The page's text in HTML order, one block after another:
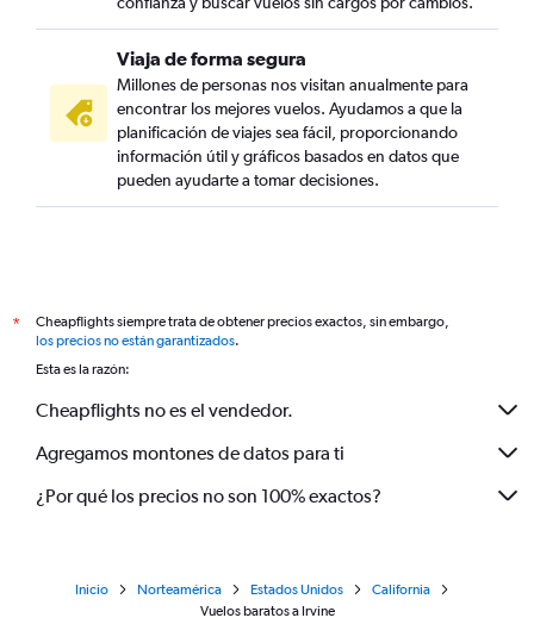
Viaja de forma segura
Millones de personas nos visitan anualmente para
encontrar los mejores vuelos. Ayudamos a que la
planificación de viajes sea fácil, proporcionando
información útil y gráficos basados en datos que
pueden ayudarte a tomar decisiones.
*
Cheapflights siempre trata de obtener precios exactos, sin embargo,
los precios no están garantizados.
Esta es la razón:
Cheapflights no es el vendedor.
Agregamos montones de datos para ti
¿Por qué los precios no son 100% exactos?
Inicio Norteamérica Estados Unidos
California
Vuelos baratos a Irvine